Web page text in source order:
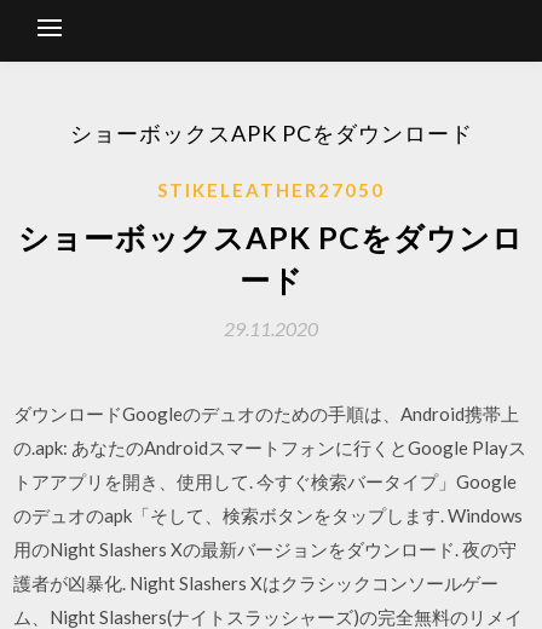
ショーボックスAPK PCをダウンロード
STIKELEATHER27050
ショーボックスAPK PCをダウンロ
ード
29.11.2020
ダウンロードGoogleのデュオのための手順は、Android携帯上
の.apk: あなたのAndroidスマートフォンに行くとGoogle Playス
トアアプリを開き、使用して. 今すぐ検索バータイプ」Google
のデュオのapk「そして、検索ボタンをタップします. Windows
用のNight Slashers Xの最新バージョンをダウンロード. 夜の守
護者が凶暴化. Night Slashers Xはクラシックコンソールゲー
ム、Night Slashers(ナイトスラッシャーズ)の完全無料のリメイ